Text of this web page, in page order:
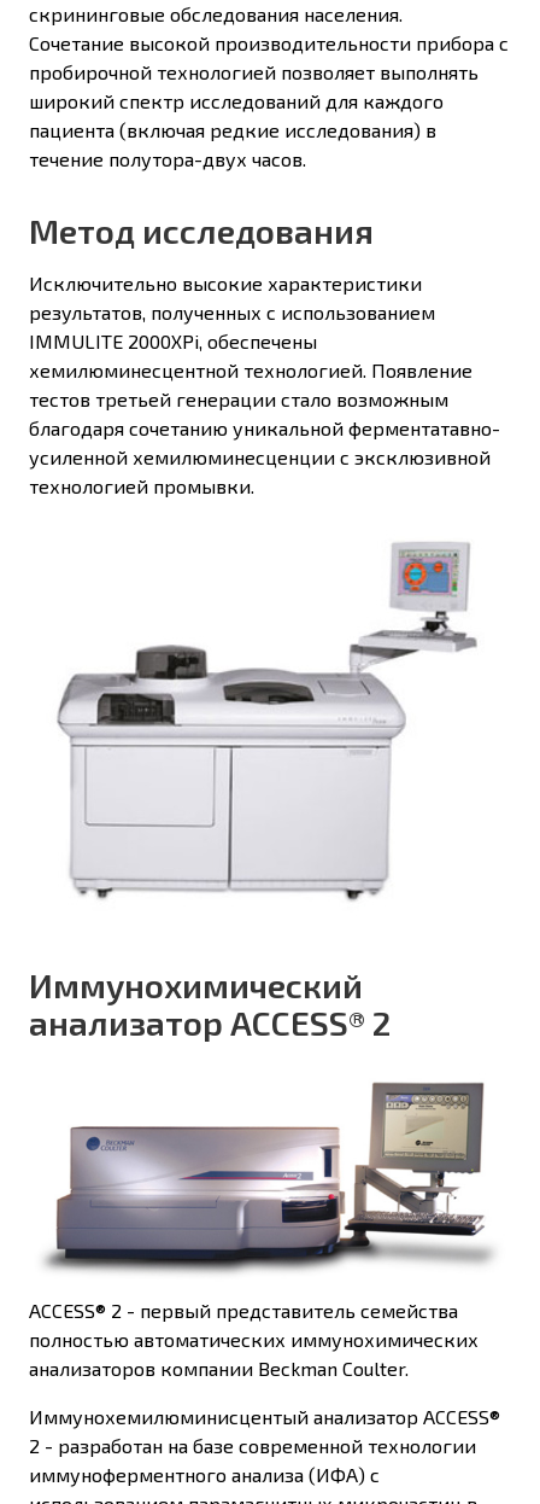
скрининговые обследования населения.
Сочетание высокой производительности прибора с
пробирочной технологией позволяет выполнять
широкий спектр исследований для каждого
пациента (включая редкие исследования) в
течение полутора-двух часов.
Метод исследования
Исключительно высокие характеристики
результатов, полученных с использованием
IMMULITE 2000XPi, обеспечены
хемилюминесцентной технологией. Появление
тестов третьей генерации стало возможным
благодаря сочетанию уникальной ферментатавно-
усиленной хемилюминесценции с эксклюзивной
технологией промывки.
Иммунохимический
анализатор ACCESS® 2
ACCESS® 2 - первый представитель семейства
полностью автоматических иммунохимических
анализаторов компании Beckman Coulter.
Иммунохемилюминисцентый анализатор ACCESS®
2 - разработан на базе современной технологии
иммуноферментного анализа (ИФА) с